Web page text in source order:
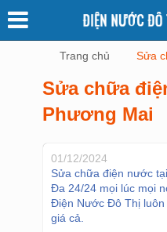
Trang chủ Sửa
Sửa chữa
Phương Mai
01/12/2024
Sửa chữa điện nước
Đa 24/24 mọi lúc mọi
Điện Nước Đô Thị luôn
giá cả.